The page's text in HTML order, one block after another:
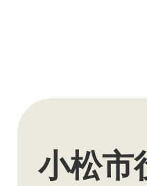
小松市